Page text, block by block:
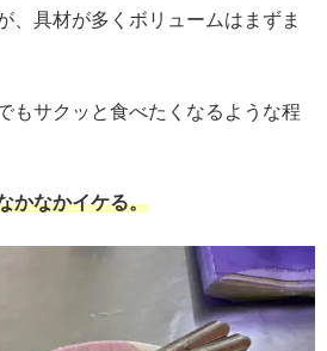
、具材が多くボリュームはまずま
もサクッと食べたくなるような程
かなかイケる。